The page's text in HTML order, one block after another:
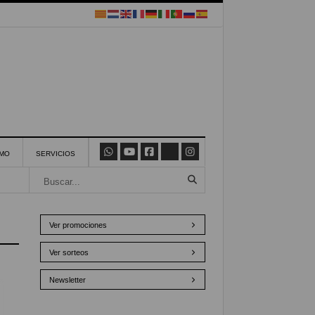
SERVICIOS
Ver promociones
Ver sorteos
Newsletter